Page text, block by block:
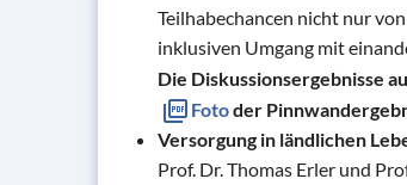
Teilhabechancen nicht nur
inklusiven Umgang mit
Die Diskussionsergebnisse
Fotoder
Versorgung in ländlichen
Prof. Dr. Thomas Erler und